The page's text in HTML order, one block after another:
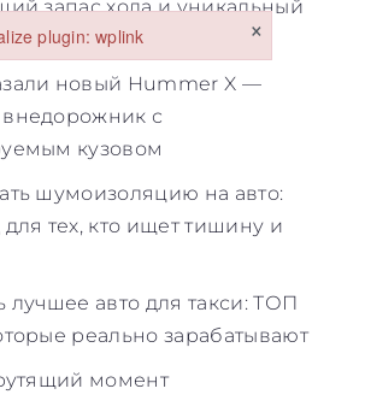
запас хода и уникальный
новый Hummer X —
с
кузовом
шумоизоляцию на авто:
тех, кто ищет тишину и
лучшее авто для такси: ТОП
реально зарабатывают
момент
plugin: wplink ×
plugin: wplink